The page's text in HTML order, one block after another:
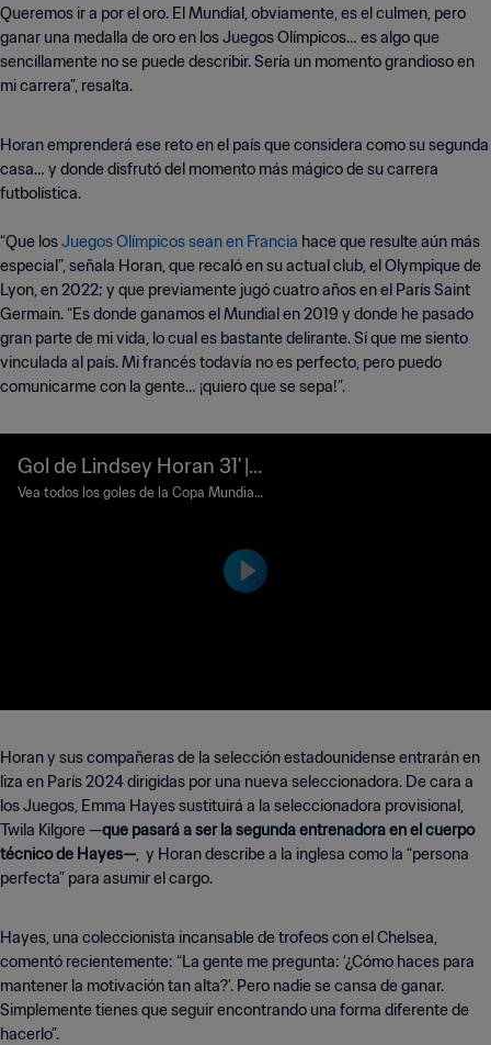
Queremos ir a por el oro. El Mundial, obviamente, es el culmen, pero
ganar una medalla de oro en los Juegos Olímpicos… es algo que
sencillamente no se puede describir. Sería un momento grandioso en
mi carrera”, resalta.
Horan emprenderá ese reto en el país que considera como su segunda
casa… y donde disfrutó del momento más mágico de su carrera
futbolística.
“Que losJuegos Olímpicos sean en Francia hace que resulte aún más
especial”, señala Horan, que recaló en su actual club, el Olympique de
Lyon, en 2022; y que previamente jugó cuatro años en el París Saint
Germain. “Es donde ganamos el Mundial en 2019 y donde he pasado
gran parte de mi vida, lo cual es bastante delirante. Sí que me siento
vinculada al país. Mi francés todavía no es perfecto, pero puedo
comunicarme con la gente… ¡quiero que se sepa!”.
Gol de Lindsey Horan 31' |
EEUU vs Tailandia | Copa
Vea todos los goles de la Copa Mundial
Horan y sus compañeras de la selección estadounidense entrarán en
liza en París 2024 dirigidas por una nueva seleccionadora. De cara a
los Juegos, Emma Hayes sustituirá a la seleccionadora provisional,
Twila Kilgore —que pasará a ser la segunda entrenadora en el cuerpo
técnico de Hayes—, y Horan describe a la inglesa como la “persona
perfecta” para asumir el cargo.
Hayes, una coleccionista incansable de trofeos con el Chelsea,
comentó recientemente: “La gente me pregunta: ‘¿Cómo haces para
mantener la motivación tan alta?’. Pero nadie se cansa de ganar.
Simplemente tienes que seguir encontrando una forma diferente de
hacerlo”.